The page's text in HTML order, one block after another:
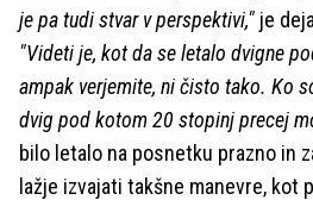
je pa tudi stvar v perspektivi," je
"Videti je, kot da se letalo dvigne
ampak verjemite, ni čisto tako. Ko
dvig pod kotom 20 stopinj precej
bilo letalo na posnetku prazno in
lažje izvajati takšne manevre, kot